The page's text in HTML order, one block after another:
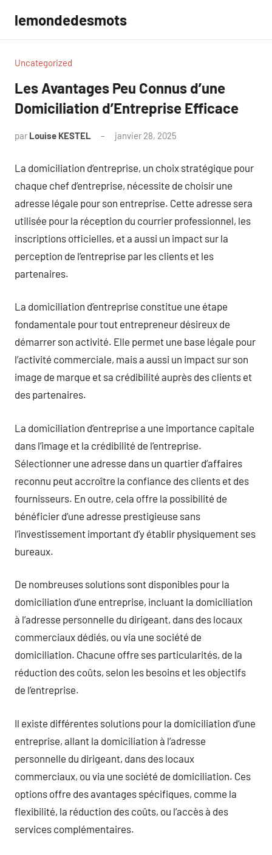
contenu
lemondedesmots
Uncategorized
Les Avantages Peu Connus d’une
Domiciliation d’Entreprise Efficace
par Louise KESTEL janvier 28, 2025
La domiciliation d’entreprise, un choix stratégique pour
chaque chef d’entreprise, nécessite de choisir une
adresse légale pour son entreprise. Cette adresse sera
utilisée pour la réception du courrier professionnel, les
inscriptions officielles, et a aussi un impact sur la
perception de l’entreprise par les clients et les
partenaires.
La domiciliation d’entreprise constitue une étape
fondamentale pour tout entrepreneur désireux de
démarrer son activité. Elle permet une base légale pour
l’activité commerciale, mais a aussi un impact sur son
image de marque et sa crédibilité auprès des clients et
des partenaires.
La domiciliation d’entreprise a une importance capitale
dans l’image et la crédibilité de l’entreprise.
Sélectionner une adresse dans un quartier d’affaires
reconnu peut accroître la confiance des clients et des
fournisseurs. En outre, cela offre la possibilité de
bénéficier d’une adresse prestigieuse sans
l’investissement important d’y établir physiquement ses
bureaux.
De nombreuses solutions sont disponibles pour la
domiciliation d’une entreprise, incluant la domiciliation
à l’adresse personnelle du dirigeant, dans des locaux
commerciaux dédiés, ou via une société de
domiciliation. Chacune offre ses particularités, de la
réduction des coûts, selon les besoins et les objectifs
de l’entreprise.
Il existe différentes solutions pour la domiciliation d’une
entreprise, allant la domiciliation à l’adresse
personnelle du dirigeant, dans des locaux
commerciaux, ou via une société de domiciliation. Ces
options offre des avantages spécifiques, comme la
flexibilité, la réduction des coûts, ou l’accès à des
services complémentaires.